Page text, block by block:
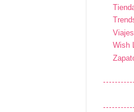
Viajes
Wish